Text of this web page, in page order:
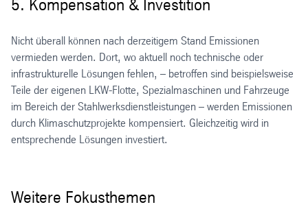
5. Kompensation & Investition
Nicht überall können nach derzeitigem Stand Emissionen
vermieden werden. Dort, wo aktuell noch technische oder
infrastrukturelle Lösungen fehlen, – betroffen sind beispielsweise
Teile der eigenen LKW-Flotte, Spezialmaschinen und Fahrzeuge
im Bereich der Stahlwerksdienstleistungen – werden Emissionen
durch Klimaschutzprojekte kompensiert. Gleichzeitig wird in
entsprechende Lösungen investiert.
Weitere Fokusthemen